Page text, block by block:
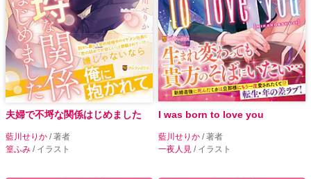
夫婦で不埒な関係はじめました
藍川せりか / 著者
篁ふみ / イラスト
I was born to love you
藍川せりか / 著者
一夜人見 / イラスト